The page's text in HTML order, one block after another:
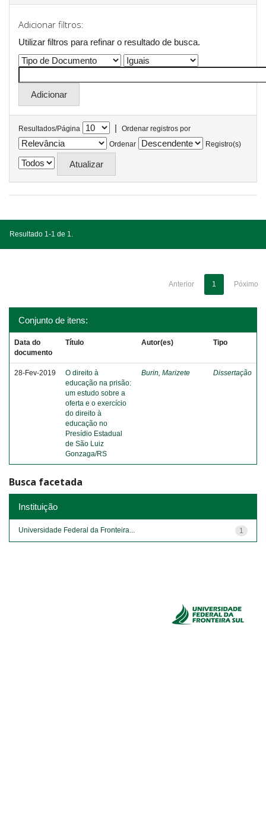
Adicionar filtros:
Utilizar filtros para refinar o resultado de busca.
Resultados/Página |
Ordenar registros por
Ordenar
Registro(s)
Resultado 1-1 de 1.
Anterior 1 Póximo
Conjunto de itens:
Data do
documento
Título Autor(es) Tipo
28-Fev-2019
O direito à
educação na prisão:
um estudo sobre a
oferta e o exercício
do direito à
educação no
Presídio Estadual
de São Luiz
Gonzaga/RS
Burin, Marizete Dissertação
Busca facetada
Instituição
1
Universidade Federal da Fronteira...